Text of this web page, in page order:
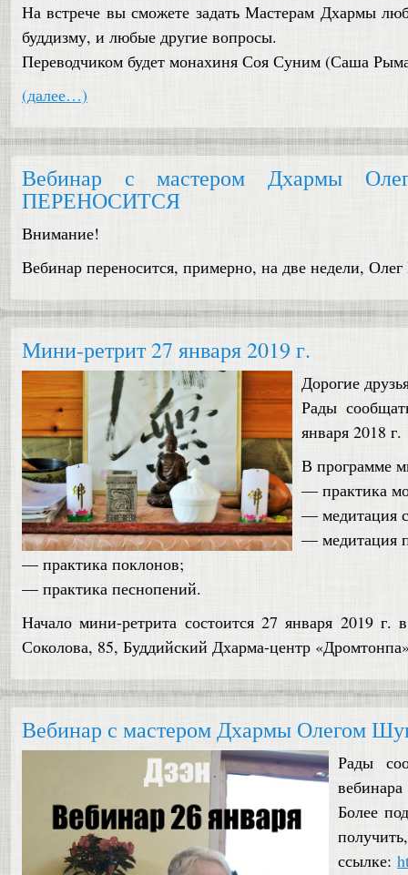
На встрече вы сможете задать Мастерам Дхармы
буддизму, и любые другие вопросы.
Переводчиком будет монахиня Соя Суним (Саша
(далее…)
Вебинар с мастером Дхармы
ПЕРЕНОСИТСЯ
Внимание!
Вебинар переносится, примерно, на две недели,
Мини-ретрит 27 января 2019 г.
Дорогие
Рады
января 2018 г.
В программе
— практика
— медитация
— медитация
— практика поклонов;
— практика песнопений.
Начало мини-ретрита состоится 27 января 2019
Соколова, 85, Буддийский Дхарма-центр
Вебинар с мастером Дхармы Олегом
Рады
Более
ссылке: